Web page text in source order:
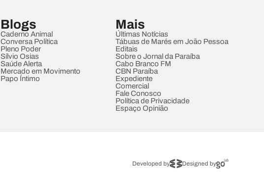
Blogs
Caderno Animal
Conversa Política
Pleno Poder
Sílvio Osias
Saúde Alerta
Mercado em Movimento
Papo Íntimo
Mais
Últimas Notícias
Tábuas de Marés em João Pessoa
Editais
Sobre o Jornal da Paraíba
Cabo Branco FM
CBN Paraíba
Expediente
Comercial
Fale Conosco
Política de Privacidade
Espaço Opinião
Developed by Designed by